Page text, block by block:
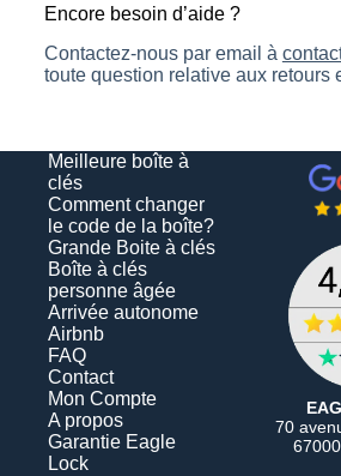
Encore besoin d’aide ?
Contactez-nous par email à
toute question relative aux retours
Meilleure boîte à
clés
Comment changer
le code de la boîte?
Grande Boite à clés
Boîte à clés
personne âgée
Arrivée autonome
Airbnb
FAQ
Contact
Mon Compte
A propos
Garantie Eagle
Lock
70